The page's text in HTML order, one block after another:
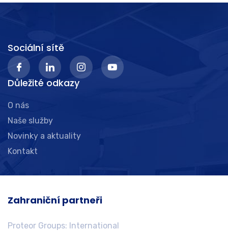
Sociální sítě
Důležité odkazy
O nás
Naše služby
Novinky a aktuality
Kontakt
Zahraniční partneři
Proteor Groups: International